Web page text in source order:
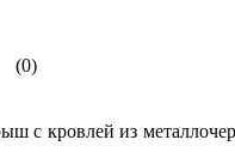
(0)
кровлей из